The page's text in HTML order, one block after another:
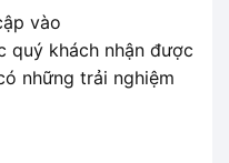
vào
quý khách nhận được
những trải nghiệm